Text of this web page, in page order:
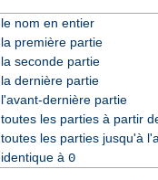
le nom en entier
la première partie
la seconde partie
la dernière partie
l'avant-dernière partie
toutes les parties à partir
toutes les parties jusqu'à
identique à 0